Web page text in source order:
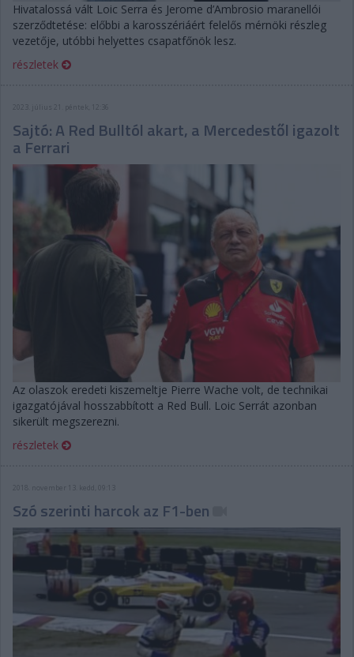
Hivatalossá vált Loic Serra és Jerome d’Ambrosio maranellói
szerződtetése: előbbi a karosszériáért felelős mérnöki részleg
vezetője, utóbbi helyettes csapatfőnök lesz.
részletek
2023. július 21. péntek, 12:36
Sajtó: A Red Bulltól akart, a Mercedestől igazolt
a Ferrari
Az olaszok eredeti kiszemeltje Pierre Wache volt, de technikai
igazgatójával hosszabbított a Red Bull. Loic Serrát azonban
sikerült megszerezni.
részletek
2018. november 13. kedd, 09:13
Szó szerinti harcok az F1-ben